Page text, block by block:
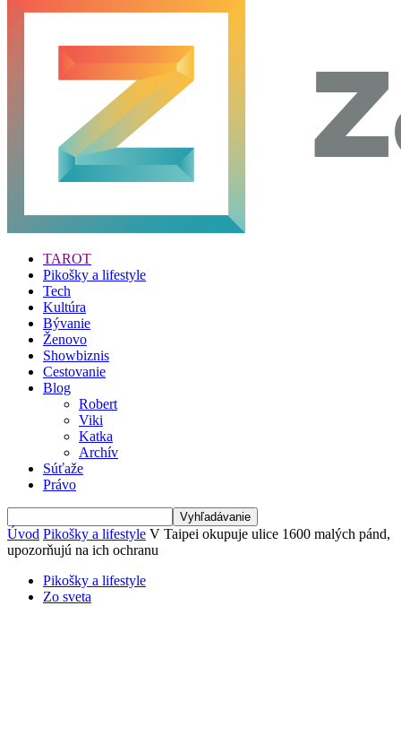
TAROT
Pikošky a lifestyle
Tech
Kultúra
Bývanie
Ženovo
Showbiznis
Cestovanie
Blog
Robert
Viki
Katka
Archív
Súťaže
Právo
Úvod Pikošky a lifestyle V Taipei okupuje ulice 1600 malých pánd,
upozorňujú na ich ochranu
Pikošky a lifestyle
Zo sveta